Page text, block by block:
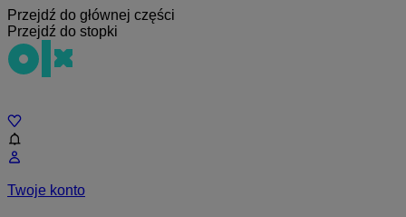
Przejdź do głównej części
Przejdź do stopki
Twoje konto